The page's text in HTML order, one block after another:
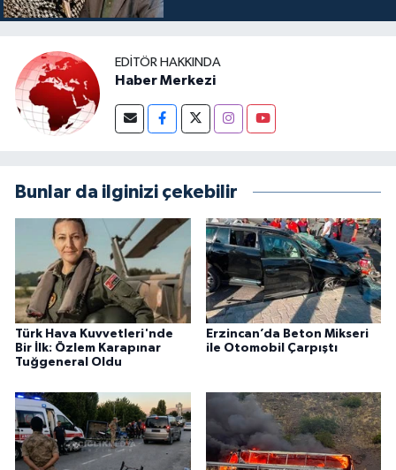
EDITÖR HAKKINDA
Haber Merkezi
Bunlar da ilginizi çekebilir
Türk Hava Kuvvetleri'nde
Bir İlk: Özlem Karapınar
Tuğgeneral Oldu
Erzincan’da Beton Mikseri
ile Otomobil Çarpıştı